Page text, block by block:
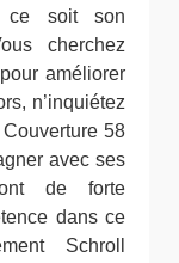
ce soit son
cherchez
améliorer
n’inquiétez
58
avec ses
de forte
dans ce
Schroll